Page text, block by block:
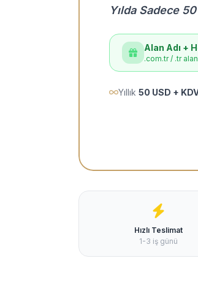
Yılda Sadece
Alan Adı +
.com.tr / .tr
Yıllık 50 USD +
Hızlı Teslimat
1-3 iş günü